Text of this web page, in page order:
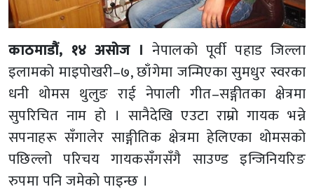
काठमाडौं, १४ असोज । नेपालको पूर्वी पहाड जिल्ला
इलामको माइपोखरी–७, छाँगेमा जन्मिएका सुमधुर स्वरका
धनी थोमस थुलुङ राई नेपाली गीत–सङ्गीतका क्षेत्रमा
सुपरिचित नाम हो । सानैदेखि एउटा राम्रो गायक भन्ने
सपनाहरू सँगालेर साङ्गीतिक क्षेत्रमा हेलिएका थोमसको
पछिल्लो परिचय गायकसँगसँगै साउण्ड इन्जिनियरिङ
रुपमा पनि जमेको पाइन्छ ।